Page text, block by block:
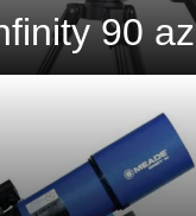
90 az